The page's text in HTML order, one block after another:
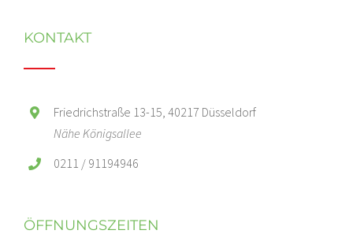
KONTAKT
Friedrichstraße 13-15, 40217 Düsseldorf
Nähe Königsallee
0211 / 91194946
ÖFFNUNGSZEITEN